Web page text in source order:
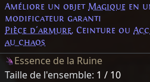
Améliore un objet Magique en
modificateur garanti
Pièce d'armure, Ceinture ou
au chaos
Essence de la Ruine
Taille de l'ensemble: 1 / 10